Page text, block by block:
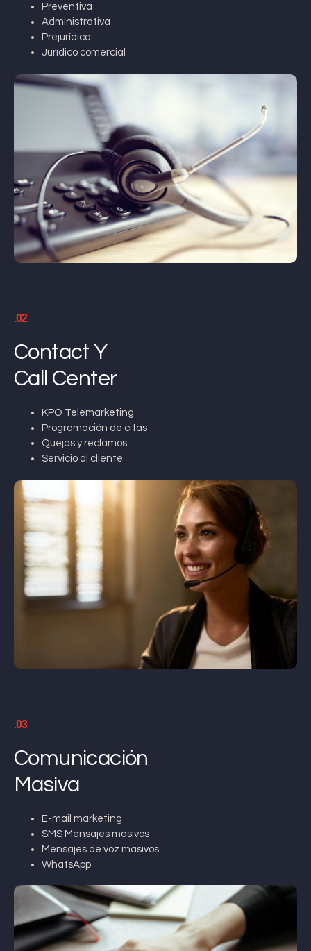
Preventiva
Administrativa
Prejurídica
Jurídico comercial
.02
Contact Y
Call Center
KPO Telemarketing
Programación de citas
Quejas y reclamos
Servicio al cliente
.03
Comunicación
Masiva
E-mail marketing
SMS Mensajes masivos
Mensajes de voz masivos
WhatsApp